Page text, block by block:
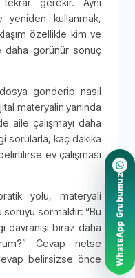
yeniden kullanmak,
özellikle kim ve
daha görünür sonuç
gönderip nasıl
materyalin yanında
aile çalışmayı daha
sorularla, kaç dakika
ev çalışması
yolu, materyali
sormaktır: “Bu
biraz daha
Cevap netse
belirsizse önce
WhatsApp Grubumuz